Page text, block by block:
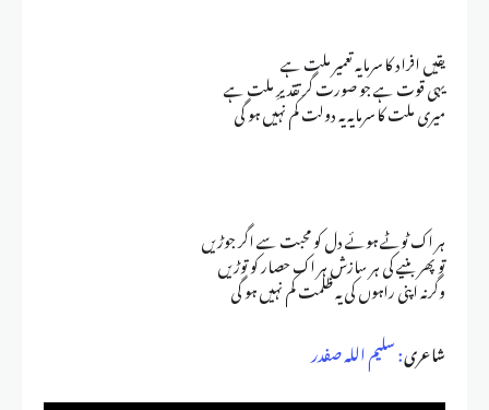
يقيں افراد کا سرمايہ تعمير ملت ہے
يہی قوت ہے جو صورت گر تقديرِ ملت ہے
میری ملت کا سرمایہ یہ دولت کم نہیں ہو گی
ہر اک ٹوٹے ہوئے دل کو محبت سے اگر جوڑیں
تو پھر بنیے کی ہر سازش ہر اک حصار کو توڑیں
وگرنہ اپنی راہوں کی یہ ظلمت کم نہیں ہو گی
شاعری: سلیم اللہ صفدر